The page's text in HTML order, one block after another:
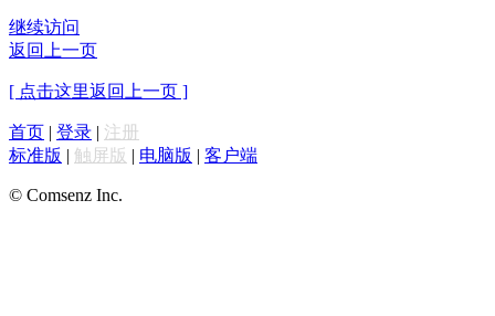
继续访问
返回上一页
[ 点击这里返回上一页 ]
首页 | 登录 | 注册
标准版 | 触屏版 | 电脑版 | 客户端
© Comsenz Inc.